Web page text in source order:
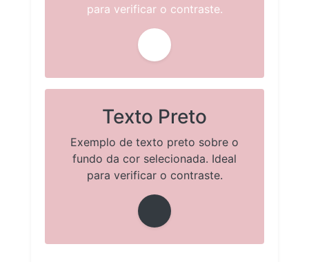
para verificar o contraste.
Texto Preto
Exemplo de texto preto sobre o
fundo da cor selecionada. Ideal
para verificar o contraste.